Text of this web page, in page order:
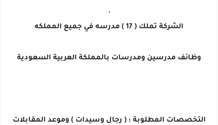
.
الشركة تملك ( 17 ) مدرسه في جميع المملكه
وظائف مدرسين ومدرسات بالمملكة العربية السعودية
التخصصات المطلوبة : ( رجال وسيدات ) وموعد المقابلات